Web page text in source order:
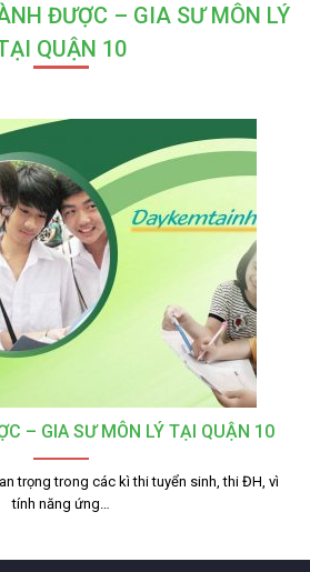
ĐƯỢC – GIA SƯ MÔN LÝ
QUẬN 10
– GIA SƯ MÔN LÝ TẠI QUẬN 10
trọng trong các kì thi tuyển sinh, thi ĐH, vì
tính năng ứng…